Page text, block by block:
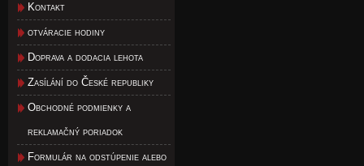
Kontakt
otváracie hodiny
Doprava a dodacia lehota
Zasílání do České republiky
Obchodné podmienky a
reklamačný poriadok
Formulár na odstúpenie alebo